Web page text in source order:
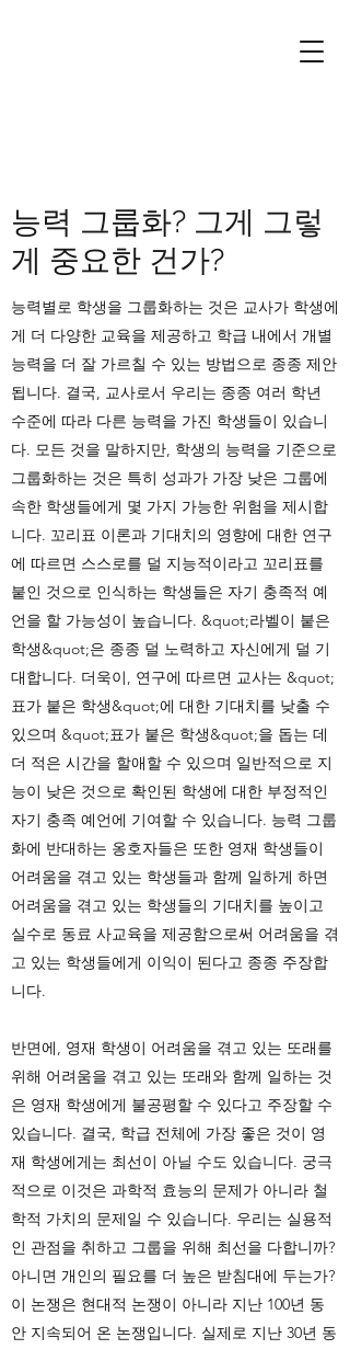
능력 그룹화? 그게 그렇
게 중요한 건가?
능력별로 학생을 그룹화하는 것은 교사가 학생에
게 더 다양한 교육을 제공하고 학급 내에서 개별
능력을 더 잘 가르칠 수 있는 방법으로 종종 제안
됩니다. 결국, 교사로서 우리는 종종 여러 학년
수준에 따라 다른 능력을 가진 학생들이 있습니
다. 모든 것을 말하지만, 학생의 능력을 기준으로
그룹화하는 것은 특히 성과가 가장 낮은 그룹에
속한 학생들에게 몇 가지 가능한 위험을 제시합
니다. 꼬리표 이론과 기대치의 영향에 대한 연구
에 따르면 스스로를 덜 지능적이라고 꼬리표를
붙인 것으로 인식하는 학생들은 자기 충족적 예
언을 할 가능성이 높습니다. &quot;라벨이 붙은
학생&quot;은 종종 덜 노력하고 자신에게 덜 기
대합니다. 더욱이, 연구에 따르면 교사는 &quot;
표가 붙은 학생&quot;에 대한 기대치를 낮출 수
있으며 &quot;표가 붙은 학생&quot;을 돕는 데
더 적은 시간을 할애할 수 있으며 일반적으로 지
능이 낮은 것으로 확인된 학생에 대한 부정적인
자기 충족 예언에 기여할 수 있습니다. 능력 그룹
화에 반대하는 옹호자들은 또한 영재 학생들이
어려움을 겪고 있는 학생들과 함께 일하게 하면
어려움을 겪고 있는 학생들의 기대치를 높이고
실수로 동료 사교육을 제공함으로써 어려움을 겪
고 있는 학생들에게 이익이 된다고 종종 주장합
니다.
반면에, 영재 학생이 어려움을 겪고 있는 또래를
위해 어려움을 겪고 있는 또래와 함께 일하는 것
은 영재 학생에게 불공평할 수 있다고 주장할 수
있습니다. 결국, 학급 전체에 가장 좋은 것이 영
재 학생에게는 최선이 아닐 수도 있습니다. 궁극
적으로 이것은 과학적 효능의 문제가 아니라 철
학적 가치의 문제일 수 있습니다. 우리는 실용적
인 관점을 취하고 그룹을 위해 최선을 다합니까?
아니면 개인의 필요를 더 높은 받침대에 두는가?
이 논쟁은 현대적 논쟁이 아니라 지난 100년 동
안 지속되어 온 논쟁입니다. 실제로 지난 30년 동